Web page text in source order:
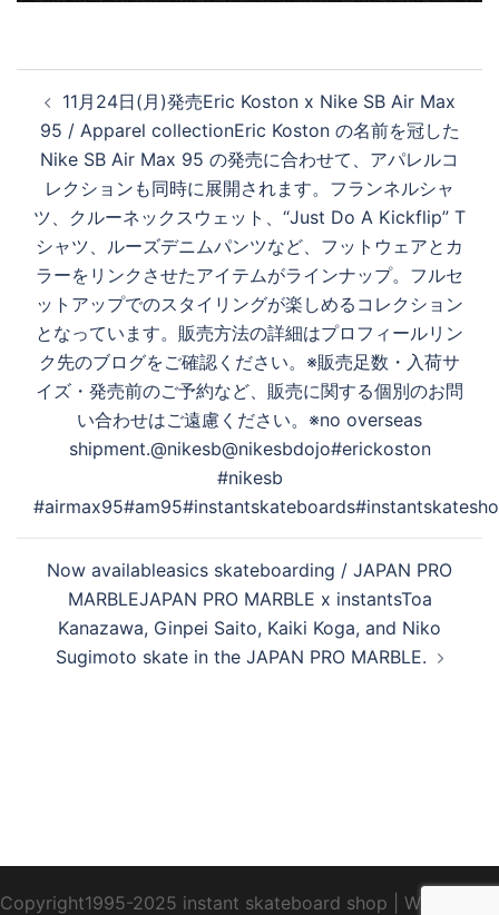
ナ
ビ
ゲ
ー
シ
ョ
ン
11月24日(月)発売Eric Koston x Nike SB Air Max
95 / Apparel collectionEric Koston の名前を冠した
Nike SB Air Max 95 の発売に合わせて、アパレルコ
レクションも同時に展開されます。フランネルシャ
ツ、クルーネックスウェット、“Just Do A Kickflip” T
シャツ、ルーズデニムパンツなど、フットウェアとカ
ラーをリンクさせたアイテムがラインナップ。フルセ
ットアップでのスタイリングが楽しめるコレクション
となっています。販売方法の詳細はプロフィールリン
ク先のブログをご確認ください。※販売足数・入荷サ
イズ・発売前のご予約など、販売に関する個別のお問
い合わせはご遠慮ください。※no overseas
shipment.@nikesb@nikesbdojo#erickoston
#nikesb
Now availableasics skateboarding / JAPAN PRO
MARBLEJAPAN PRO MARBLE x instantsToa
Kanazawa, Ginpei Saito, Kaiki Koga, and Niko
Sugimoto skate in the JAPAN PRO MARBLE.
Copyright1995-2025 instant skateboard shop WebDesign